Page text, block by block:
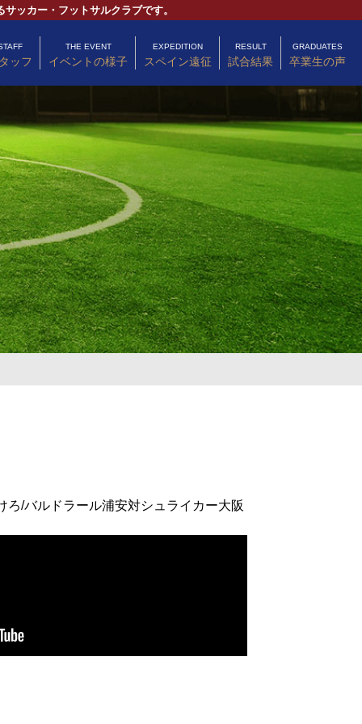
ッカー・フットサルクラブです。
ッフ
THE EVENT
イベントの様子
EXPEDITION
スペイン遠征
RESULT
試合結果
GRADUATES
卒業生の声
ろ/バルドラール浦安対シュライカー大阪